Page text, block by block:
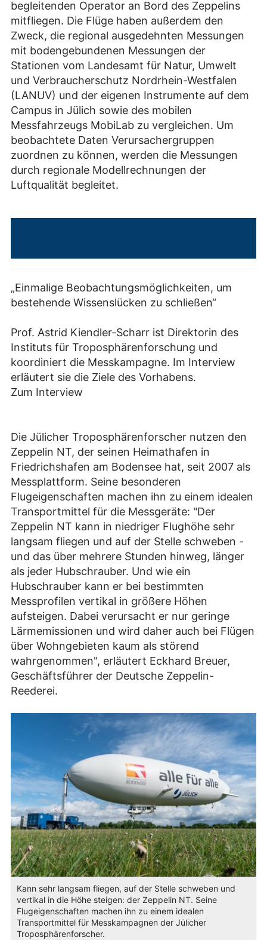
begleitenden Operator an Bord des Zeppelins
mitfliegen. Die Flüge haben außerdem den
Zweck, die regional ausgedehnten Messungen
mit bodengebundenen Messungen der
Stationen vom Landesamt für Natur, Umwelt
und Verbraucherschutz Nordrhein-Westfalen
(LANUV) und der eigenen Instrumente auf dem
Campus in Jülich sowie des mobilen
Messfahrzeugs MobiLab zu vergleichen. Um
beobachtete Daten Verursachergruppen
zuordnen zu können, werden die Messungen
durch regionale Modellrechnungen der
Luftqualität begleitet.
„Einmalige Beobachtungsmöglichkeiten, um
bestehende Wissenslücken zu schließen“
Prof. Astrid Kiendler-Scharr ist Direktorin des
Instituts für Troposphärenforschung und
koordiniert die Messkampagne. Im Interview
erläutert sie die Ziele des Vorhabens.
Zum Interview
Die Jülicher Troposphärenforscher nutzen den
Zeppelin NT, der seinen Heimathafen in
Friedrichshafen am Bodensee hat, seit 2007 als
Messplattform. Seine besonderen
Flugeigenschaften machen ihn zu einem idealen
Transportmittel für die Messgeräte: "Der
Zeppelin NT kann in niedriger Flughöhe sehr
langsam fliegen und auf der Stelle schweben -
und das über mehrere Stunden hinweg, länger
als jeder Hubschrauber. Und wie ein
Hubschrauber kann er bei bestimmten
Messprofilen vertikal in größere Höhen
aufsteigen. Dabei verursacht er nur geringe
Lärmemissionen und wird daher auch bei Flügen
über Wohngebieten kaum als störend
wahrgenommen", erläutert Eckhard Breuer,
Geschäftsführer der Deutsche Zeppelin-
Reederei.
Kann sehr langsam fliegen, auf der Stelle schweben und
vertikal in die Höhe steigen: der Zeppelin NT. Seine
Flugeigenschaften machen ihn zu einem idealen
Transportmittel für Messkampagnen der Jülicher
Troposphärenforscher.